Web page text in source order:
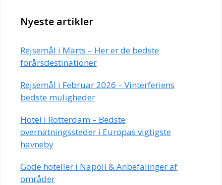
Nyeste artikler
Rejsemål i Marts – Her er de bedste
forårsdestinationer
Rejsemål i Februar 2026 – Vinterferiens
bedste muligheder
Hotel i Rotterdam – Bedste
overnatningssteder i Europas vigtigste
havneby
Gode hoteller i Napoli & Anbefalinger af
områder